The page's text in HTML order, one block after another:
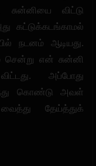
விட்டு
கட்டுக்கடங்காமல்
நடனம் ஆடியது.
சென்று என் சுன்னி
அப்போது
கொண்டு அவள்
தேய்த்துக்